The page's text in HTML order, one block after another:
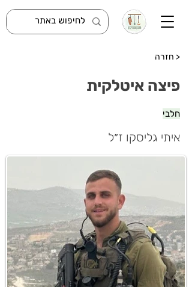
< חזרה
פיצה איטלקית
חלבי
איתי גליסקו ז״ל